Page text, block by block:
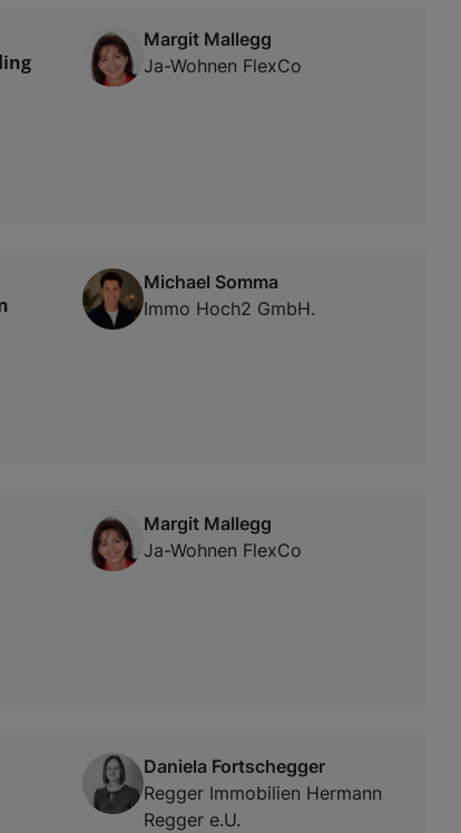
Margit Mallegg
Ja-Wohnen FlexCo
Michael Somma
Immo Hoch2 GmbH.
Margit Mallegg
Ja-Wohnen FlexCo
Daniela Fortschegger
Regger Immobilien Hermann
Regger e.U.